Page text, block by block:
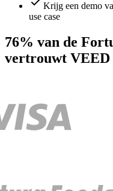
Krijg een demo
use case
76% van de
vertrouwt VEED